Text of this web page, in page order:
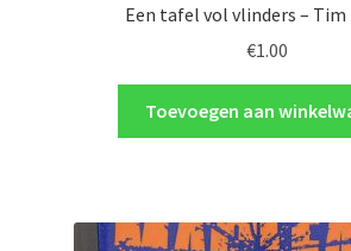
Een tafel vol vlinders – Tim
€1.00
Toevoegen aan